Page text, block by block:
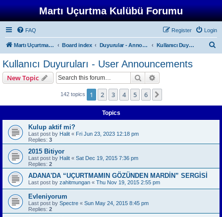
Martı Uçurtma Kulübü Forumu
FAQ Login
Register
Martı Uçurtma Kulübü Board index Duyurular - Announcements Kullanıcı Duyuruları - User Announcements
Kullanıcı Duyuruları - User Announcements
New Topic Search
142 topics 1 2 3 4 5 6
Topics
Kulup aktif mi?
Last post by Halit « Fri Jun 23, 2023 12:18 pm
Replies: 3
2015 Bitiyor
Last post by Halit « Sat Dec 19, 2015 7:36 pm
Replies: 2
ADANA'DA “UÇURTMAMIN GÖZÜNDEN MARDİN” SERGİSİ
Last post by zahitmungan « Thu Nov 19, 2015 2:55 pm
Evleniyorum
Last post by Spectre « Sun May 24, 2015 8:45 pm
Replies: 2